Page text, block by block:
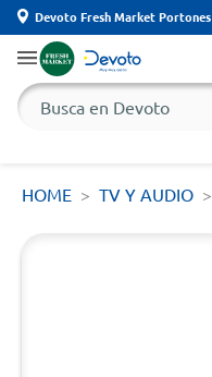
Devoto Fresh Market Portones
HOME TV Y AUDIO